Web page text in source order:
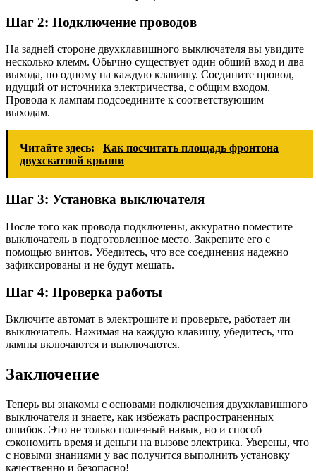
Шаг 2: Подключение проводов
На задней стороне двухклавишного выключателя вы увидите
несколько клемм. Обычно существует один общий вход и два
выхода, по одному на каждую клавишу. Соедините провод,
идущий от источника электричества, с общим входом.
Провода к лампам подсоедините к соответствующим
выходам.
Читайте здесь:
Как посчитать площадь фронтона
двухскатной крыши
Шаг 3: Установка выключателя
После того как провода подключены, аккуратно поместите
выключатель в подготовленное место. Закрепите его с
помощью винтов. Убедитесь, что все соединения надежно
зафиксированы и не будут мешать.
Шаг 4: Проверка работы
Включите автомат в электрощите и проверьте, работает ли
выключатель. Нажимая на каждую клавишу, убедитесь, что
лампы включаются и выключаются.
Заключение
Теперь вы знакомы с основами подключения двухклавишного
выключателя и знаете, как избежать распространенных
ошибок. Это не только полезный навык, но и способ
сэкономить время и деньги на вызове электрика. Уверены, что
с новыми знаниями у вас получится выполнить установку
качественно и безопасно!